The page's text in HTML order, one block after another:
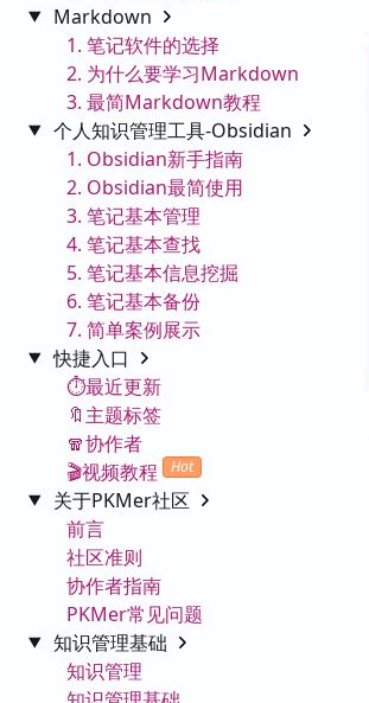
Markdown
1. 笔记软件的选择
2. 为什么要学习Markdown
3. 最简Markdown教程
个人知识管理工具-Obsidian
1. Obsidian新手指南
2. Obsidian最简使用
3. 笔记基本管理
4. 笔记基本查找
5. 笔记基本信息挖掘
6. 笔记基本备份
7. 简单案例展示
快捷入口
⏱️最近更新
🔖主题标签
🧣协作者
🎬视频教程
Hot
关于PKMer社区
前言
社区准则
协作者指南
PKMer常见问题
知识管理基础
知识管理